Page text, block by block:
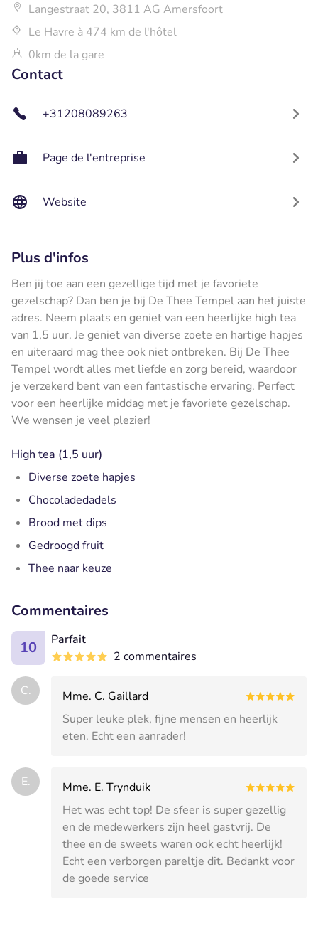
Langestraat 20, 3811 AG Amersfoort
Le Havre à 474 km de l'hôtel
0km de la gare
Contact
+31208089263
Page de l'entreprise
Website
Plus d'infos
Ben jij toe aan een gezellige tijd met je favoriete
gezelschap? Dan ben je bij De Thee Tempel aan het juiste
adres. Neem plaats en geniet van een heerlijke high tea
van 1,5 uur. Je geniet van diverse zoete en hartige hapjes
en uiteraard mag thee ook niet ontbreken. Bij De Thee
Tempel wordt alles met liefde en zorg bereid, waardoor
je verzekerd bent van een fantastische ervaring. Perfect
voor een heerlijke middag met je favoriete gezelschap.
We wensen je veel plezier!
High tea (1,5 uur)
Diverse zoete hapjes
Chocoladedadels
Brood met dips
Gedroogd fruit
Thee naar keuze
Commentaires
10
Parfait
2 commentaires
C.
Mme. C. Gaillard
Super leuke plek, fijne mensen en heerlijk
eten. Echt een aanrader!
E.
Mme. E. Trynduik
Het was echt top! De sfeer is super gezellig
en de medewerkers zijn heel gastvrij. De
thee en de sweets waren ook echt heerlijk!
Echt een verborgen pareltje dit. Bedankt voor
de goede service